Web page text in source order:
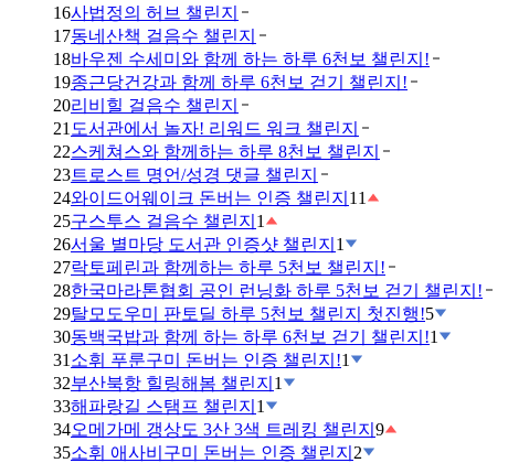
16사법정의 허브 챌린지
17동네산책 걸음수 챌린지
18바우젠 수세미와 함께 하는 하루 6천보 챌린지!
19종근당건강과 함께 하루 6천보 걷기 챌린지!
20리비힐 걸음수 챌린지
21 도서관에서 놀자! 리워드 워크 챌린지
22스케쳐스와 함께하는 하루 8천보 챌린지
23트로스트 명언/성경 댓글 챌린지
24와이드어웨이크 돈버는 인증 챌린지 11
25구스투스 걸음수 챌린지 1
26서울 별마당 도서관 인증샷 챌린지 1
27락토페린과 함께하는 하루 5천보 챌린지!
28한국마라톤협회 공인 런닝화 하루 5천보 걷기 챌린지!
29탈모도우미 판토딜 하루 5천보 챌린지 첫진행!5
30동백국밥과 함께 하는 하루 6천보 걷기 챌린지!1
31 소휘 푸룬구미 돈버는 인증 챌린지!1
32부산북항 힐링해봄 챌린지 1
33해파랑길 스탬프 챌린지 1
34오메가메 갱상도 3산 3색 트레킹 챌린지 9
35소휘 애사비구미 돈버는 인증 챌린지 2